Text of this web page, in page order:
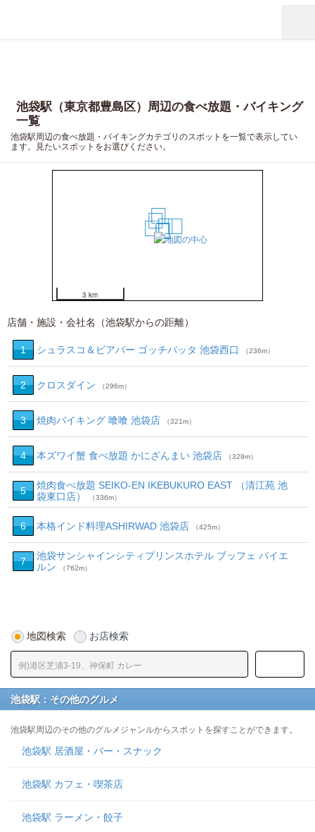
池袋駅（東京都豊島区）周辺の食べ放題・バイキング
一覧
池袋駅周辺の食べ放題・バイキングカテゴリのスポットを一覧で表示してい
ます。見たいスポットをお選びください。
1
2 3
45
6
3 km
店舗・施設・会社名（池袋駅からの距離）
1 シュラスコ＆ビアバー ゴッチバッタ 池袋西口 （236m）
2 クロスダイン （296m）
3 焼肉バイキング 喰喰 池袋店 （321m）
4 本ズワイ蟹 食べ放題 かにざんまい 池袋店 （329m）
5
焼肉食べ放題 SEIKO‐EN IKEBUKURO EAST （清江苑 池
袋東口店）
（336m）
6 本格インド料理ASHIRWAD 池袋店 （425m）
7
池袋サンシャインシティプリンスホテル ブッフェ バイエ
ルン
（762m）
地図検索 お店検索
池袋駅：その他のグルメ
池袋駅周辺のその他のグルメジャンルからスポットを探すことができます。
池袋駅 居酒屋・バー・スナック
池袋駅 カフェ・喫茶店
池袋駅 ラーメン・餃子